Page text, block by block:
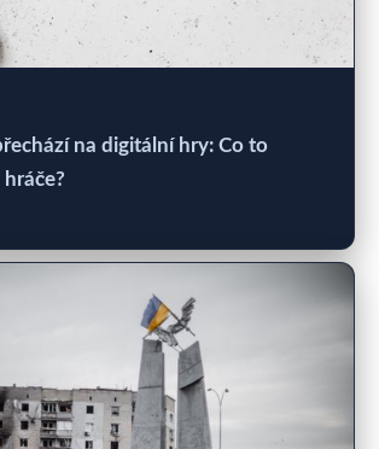
na digitální hry: Co to